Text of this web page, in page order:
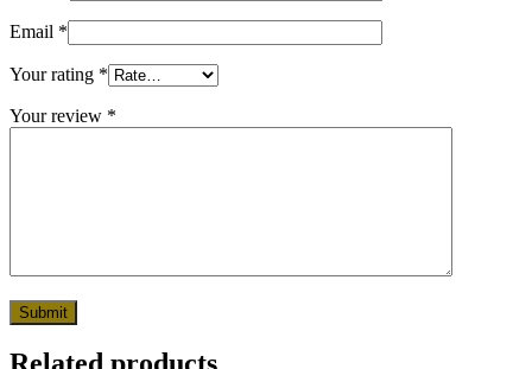
Email *
Your rating *
Your review *